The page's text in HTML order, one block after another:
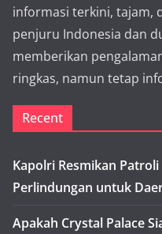
informasi terkini, tajam,
penjuru Indonesia dan
memberikan
ringkas, namun tetap
Recent
Kapolri Resmikan
Perlindungan untuk
Apakah Crystal Palace